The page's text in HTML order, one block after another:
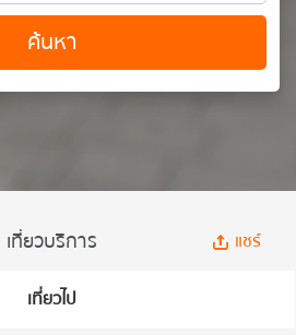
ค้นหา
เที่ยวบริการ แชร์
เที่ยวไป